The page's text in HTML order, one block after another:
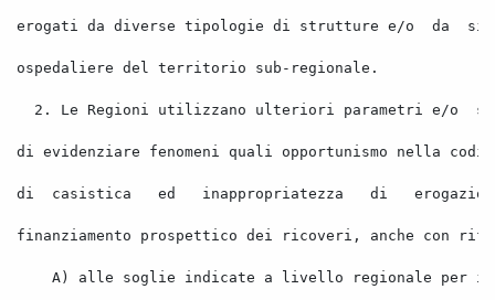
erogati da diverse tipologie di strutture e/o da
ospedaliere del territorio sub-regionale.
2. Le Regioni utilizzano ulteriori parametri e/o
di evidenziare fenomeni quali opportunismo nella
di casistica ed inappropriatezza di
finanziamento prospettico dei ricoveri, anche con
A) alle soglie indicate a livello regionale per i